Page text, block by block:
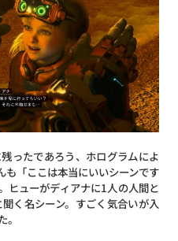
ったであろう、ホログラムによ
も「ここは本当にいいシーンです
ヒューがディアナに1人の人間と
く名シーン。すごく気合いが入